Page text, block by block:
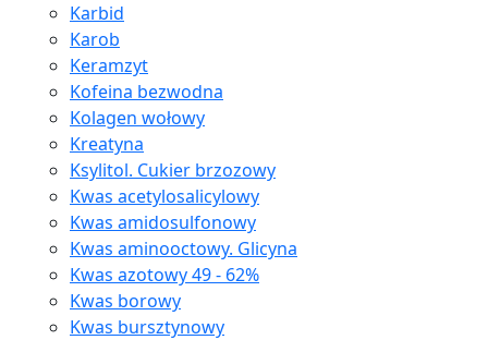
Karbid
Karob
Keramzyt
Kofeina bezwodna
Kolagen wołowy
Kreatyna
Ksylitol. Cukier brzozowy
Kwas acetylosalicylowy
Kwas amidosulfonowy
Kwas aminooctowy. Glicyna
Kwas azotowy 49 - 62%
Kwas borowy
Kwas bursztynowy